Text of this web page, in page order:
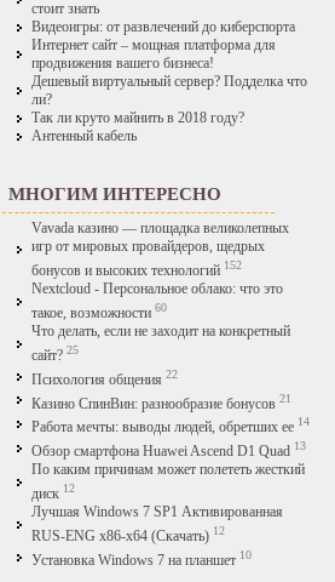
стоит знать
Видеоигры: от развлечений до киберспорта
Интернет сайт – мощная платформа для
продвижения вашего бизнеса!
Дешевый виртуальный сервер? Подделка что
ли?
Так ли круто майнить в 2018 году?
Антенный кабель
МНОГИМ ИНТЕРЕСНО
Vavada казино — площадка великолепных
игр от мировых провайдеров, щедрых
бонусов и высоких технологий 152
Nextcloud - Персональное облако: что это
такое, возможности 60
Что делать, если не заходит на конкретный
сайт? 25
Психология общения 22
Казино СпинВин: разнообразие бонусов 21
Работа мечты: выводы людей, обретших ее 14
Обзор смартфона Huawei Ascend D1 Quad 13
По каким причинам может полететь жесткий
диск 12
Лучшая Windows 7 SP1 Активированная
RUS-ENG x86-x64 (Скачать) 12
Установка Windows 7 на планшет 10